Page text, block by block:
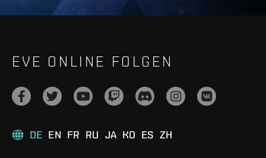
EVE ONLINE FOLGEN
DE EN FR RU JA KO ES ZH